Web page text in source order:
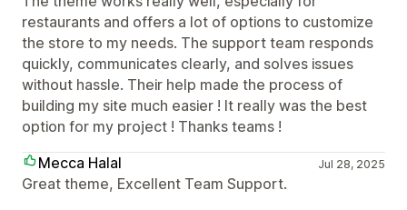
restaurants and offers a lot of options to customize
the store to my needs. The support team responds
quickly, communicates clearly, and solves issues
without hassle. Their help made the process of
building my site much easier ! It really was the best
option for my project ! Thanks teams !
Mecca Halal
Jul 28, 2025
Great theme, Excellent Team Support.